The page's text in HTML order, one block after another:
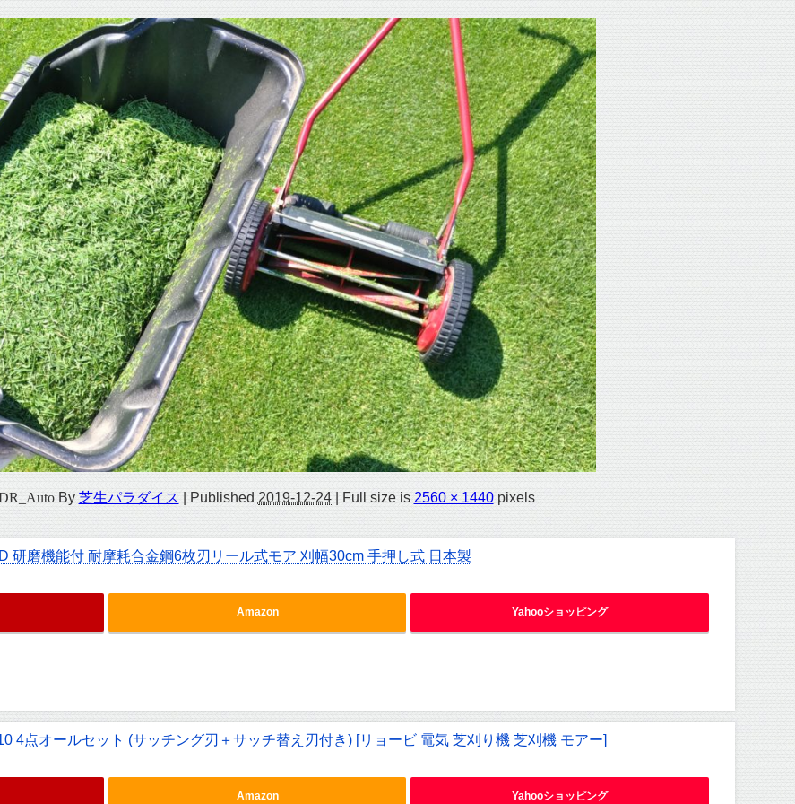
By 芝生パラダイス Published 2019-12-24 Full size is 2560 × 1440pixels
研磨機能付 耐摩耗合金鋼6枚刃リール式モア 刈幅30cm 手押し式 日本製
Amazon Yahooショッピング
4点オールセット (サッチング刃＋サッチ替え刃付き) [リョービ 電気 芝刈り機 芝刈機 モアー]
Amazon Yahooショッピング